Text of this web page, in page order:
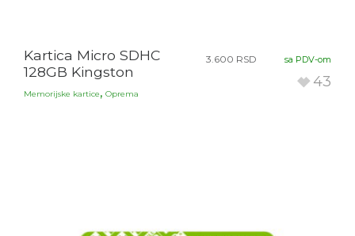
Kartica Micro SDHC
128GB Kingston
Memorijske kartice, Oprema
3.600 RSD sa PDV-om
43